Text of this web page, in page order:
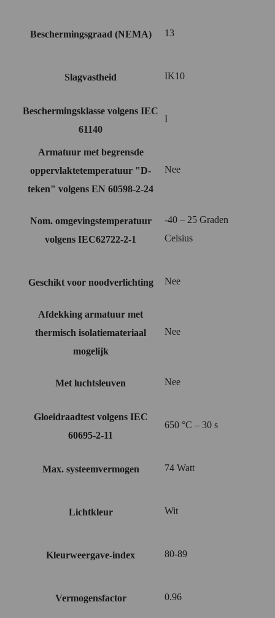
Beschermingsgraad (NEMA) 13
Slagvastheid IK10
Beschermingsklasse volgens IEC
61140
I
Armatuur met begrensde
oppervlaktetemperatuur "D-
teken" volgens EN 60598-2-24
Nee
Nom. omgevingstemperatuur
volgens IEC62722-2-1
-40 – 25 Graden
Celsius
Geschikt voor noodverlichting Nee
Afdekking armatuur met
thermisch isolatiemateriaal
mogelijk
Nee
Met luchtsleuven Nee
Gloeidraadtest volgens IEC
60695-2-11
650 °C – 30 s
Max. systeemvermogen 74 Watt
Lichtkleur Wit
Kleurweergave-index 80-89
Vermogensfactor 0.96